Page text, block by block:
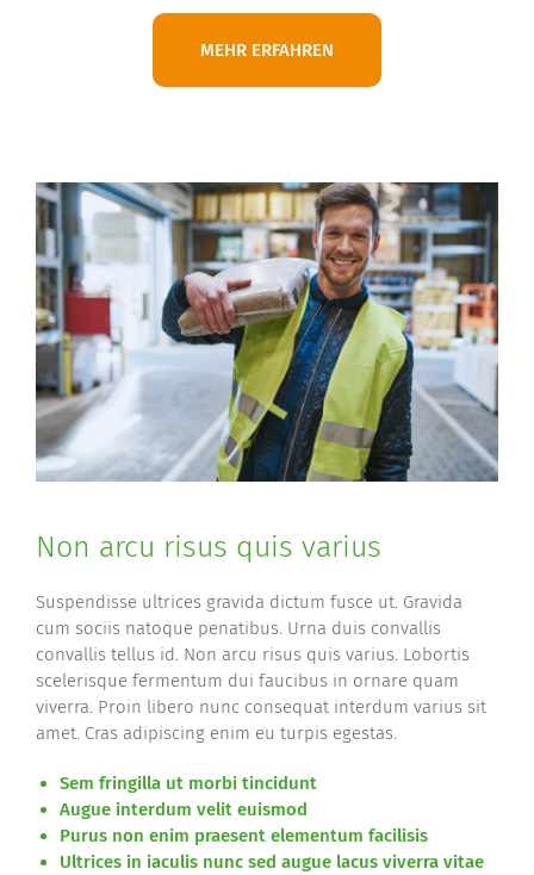
MEHR ERFAHREN
Non arcu risus quis varius
Suspendisse ultrices gravida dictum fusce ut. Gravida
cum sociis natoque penatibus. Urna duis convallis
convallis tellus id. Non arcu risus quis varius. Lobortis
scelerisque fermentum dui faucibus in ornare quam
viverra. Proin libero nunc consequat interdum varius sit
amet. Cras adipiscing enim eu turpis egestas.
Sem fringilla ut morbi tincidunt
Augue interdum velit euismod
Purus non enim praesent elementum facilisis
Ultrices in iaculis nunc sed augue lacus viverra vitae